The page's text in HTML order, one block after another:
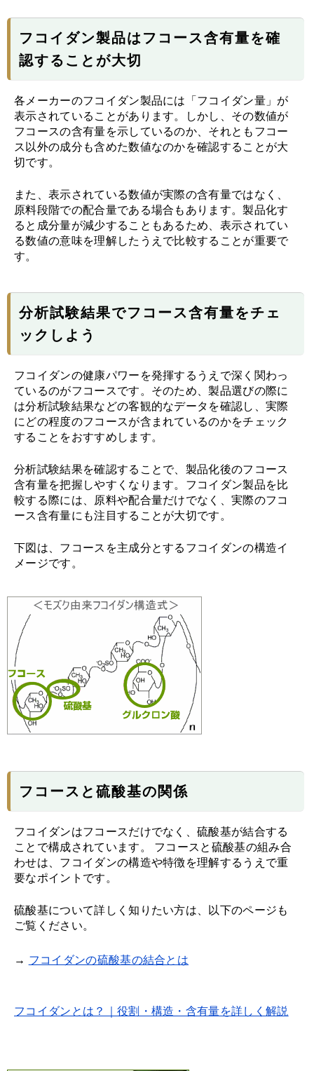
フコイダン製品はフコース含有量を確
認することが大切
各メーカーのフコイダン製品には「フコイダン量」が
表示されていることがあります。しかし、その数値が
フコースの含有量を示しているのか、それともフコー
ス以外の成分も含めた数値なのかを確認することが大
切です。
また、表示されている数値が実際の含有量ではなく、
原料段階での配合量である場合もあります。製品化す
ると成分量が減少することもあるため、表示されてい
る数値の意味を理解したうえで比較することが重要で
す。
分析試験結果でフコース含有量をチェ
ックしよう
フコイダンの健康パワーを発揮するうえで深く関わっ
ているのがフコースです。そのため、製品選びの際に
は分析試験結果などの客観的なデータを確認し、実際
にどの程度のフコースが含まれているのかをチェック
することをおすすめします。
分析試験結果を確認することで、製品化後のフコース
含有量を把握しやすくなります。フコイダン製品を比
較する際には、原料や配合量だけでなく、実際のフコ
ース含有量にも注目することが大切です。
下図は、フコースを主成分とするフコイダンの構造イ
メージです。
フコースと硫酸基の関係
フコイダンはフコースだけでなく、硫酸基が結合する
ことで構成されています。 フコースと硫酸基の組み合
わせは、フコイダンの構造や特徴を理解するうえで重
要なポイントです。
硫酸基について詳しく知りたい方は、以下のページも
ご覧ください。
→ フコイダンの硫酸基の結合とは
フコイダンとは？｜役割・構造・含有量を詳しく解説